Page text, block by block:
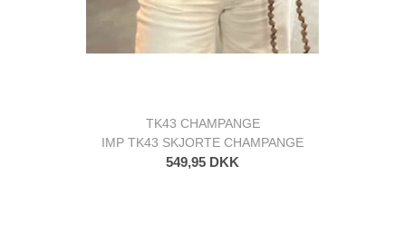
TK43 CHAMPANGE
IMP TK43 SKJORTE CHAMPANGE
549,95 DKK